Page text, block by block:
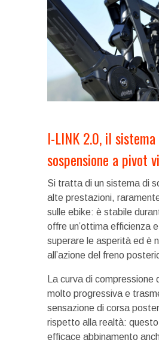
I-LINK 2.0, il
sospensione a pivot
Si tratta di un sistema di
alte prestazioni,
sulle ebike: è stabile
offre un’ottima efficienza
superare le asperità ed è
all’azione del freno
La curva di compressione
molto progressiva e
sensazione di corsa
rispetto alla realtà:
efficace abbinamento